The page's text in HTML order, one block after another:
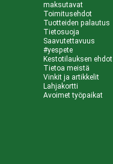
maksutavat
Toimitusehdot
Tuotteiden palautus
Tietosuoja
Saavutettavuus
#yespete
Kestotilauksen ehdot
Tietoa meistä
Vinkit ja artikkelit
Lahjakortti
Avoimet työpaikat